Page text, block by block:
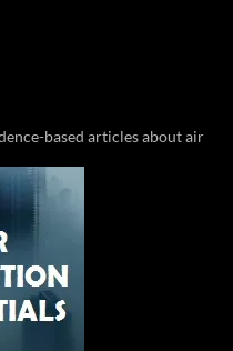
based articles about air